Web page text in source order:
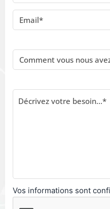
Vos informations sont